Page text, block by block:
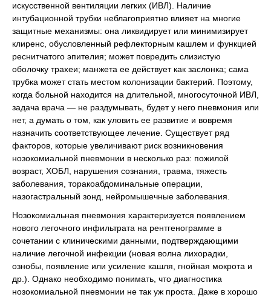
искусственной вентиляции легких (ИВЛ). Наличие
интубационной трубки неблагоприятно влияет на многие
защитные механизмы: она ликвидирует или минимизирует
клиренс, обусловленный рефлекторным кашлем и функцией
реснитчатого эпителия; может повредить слизистую
оболочку трахеи; манжета ее действует как заслонка; сама
трубка может стать местом колонизации бактерий. Поэтому,
когда больной находится на длительной, многосуточной ИВЛ,
задача врача — не раздумывать, будет у него пневмония или
нет, а думать о том, как уловить ее развитие и вовремя
назначить соответствующее лечение. Существует ряд
факторов, которые увеличивают риск возникновения
нозокомиальной пневмонии в несколько раз: пожилой
возраст, ХОБЛ, нарушения сознания, травма, тяжесть
заболевания, торакоабдоминальные операции,
назогастральный зонд, нейромышечные заболевания.
Нозокомиальная пневмония характеризуется появлением
нового легочного инфильтрата на рентгенограмме в
сочетании с клиническими данными, подтверждающими
наличие легочной инфекции (новая волна лихорадки,
ознобы, появление или усиление кашля, гнойная мокрота и
др.). Однако необходимо понимать, что диагностика
нозокомиальной пневмонии не так уж проста. Даже в хорошо